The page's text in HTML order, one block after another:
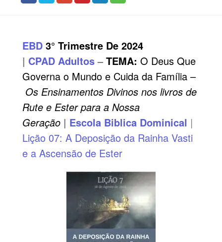
EBD 3° Trimestre De 2024
| CPAD Adultos– TEMA: O Deus Que
Governa o Mundo e Cuida da Família –
Os Ensinamentos Divinos nos livros de
Rute e Ester para a Nossa
Geração | Escola Biblica Dominical |
Lição 07: A Deposição da Rainha Vasti
e a Ascensão de Ester